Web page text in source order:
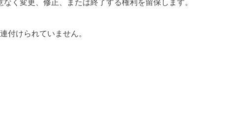
く変更、修正、または終了する権利を留保します。
付けられていません。